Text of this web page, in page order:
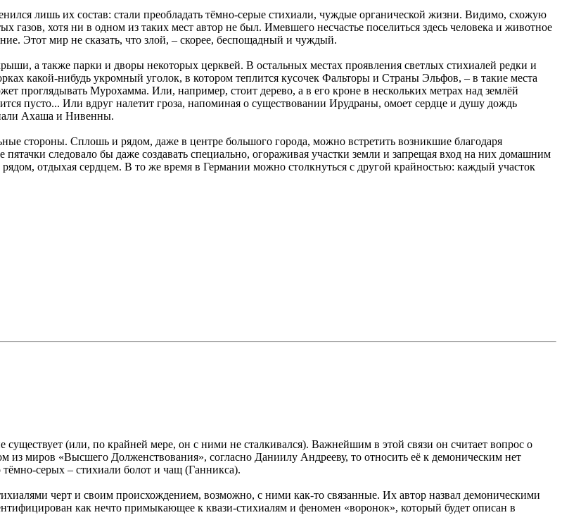
лишь их состав: стали преобладать тёмно-серые стихиали, чуждые органической жизни. Видимо, схожую
хотя ни в одном из таких мест автор не был. Имевшего несчастье поселиться здесь человека и животное
Этот мир не сказать, что злой, – скорее, беспощадный и чуждый.
а также парки и дворы некоторых церквей. В остальных местах проявления светлых стихиалей редки и
какой-нибудь укромный уголок, в котором теплится кусочек Фальторы и Страны Эльфов, – в такие места
проглядывать Мурохамма. Или, например, стоит дерево, а в его кроне в нескольких метрах над землёй
пусто... Или вдруг налетит гроза, напоминая о существовании Ирудраны, омоет сердце и душу дождь
Ахаша и Нивенны.
стороны. Сплошь и рядом, даже в центре большого города, можно встретить возникшие благодаря
следовало бы даже создавать специально, огораживая участки земли и запрещая вход на них домашним
отдыхая сердцем. В то же время в Германии можно столкнуться с другой крайностью: каждый участок
существует (или, по крайней мере, он с ними не сталкивался). Важнейшим в этой связи он считает вопрос о
из миров «Высшего Долженствования», согласно Даниилу Андрееву, то относить её к демоническим нет
серых – стихиали болот и чащ (Ганникса).
черт и своим происхождением, возможно, с ними как-то связанные. Их автор назвал демоническими
как нечто примыкающее к квази-стихиалям и феномен «воронок», который будет описан в